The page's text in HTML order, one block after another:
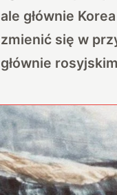
ale głównie
zmienić się w
głównie